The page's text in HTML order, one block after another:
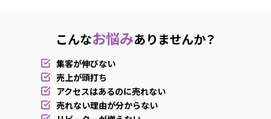
こんなお悩みありませんか？
集客が伸びない
売上が頭打ち
アクセスはあるのに売れない
売れない理由が分からない